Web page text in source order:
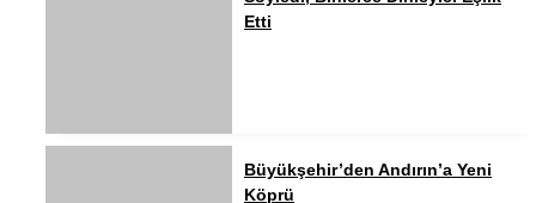
Etti
Büyükşehir’den Andırın’a Yeni
Köprü